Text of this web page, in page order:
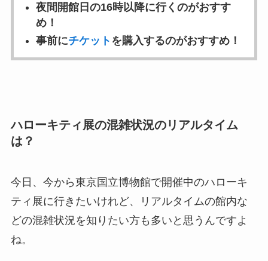
夜間開館日の16時以降に行くのがおすす
め！
事前にチケット を購入するのがおすすめ！
ハローキティ展の混雑状況のリアルタイム
は？
今日、今から東京国立博物館で開催中のハローキ
ティ展に行きたいけれど、リアルタイムの館内な
どの混雑状況を知りたい方も多いと思うんですよ
ね。